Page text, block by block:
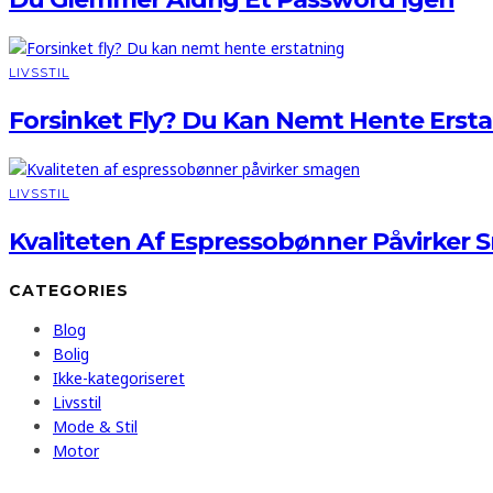
LIVSSTIL
Forsinket Fly? Du Kan Nemt Hente
LIVSSTIL
Kvaliteten Af Espressobønner Påvirker
CATEGORIES
Blog
Bolig
Ikke-kategoriseret
Livsstil
Mode & Stil
Motor